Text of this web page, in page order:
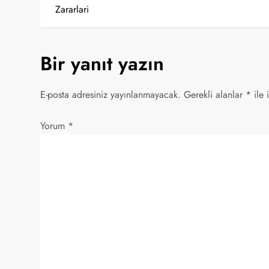
a
ı
g
e
Zararlari
Bir yanıt yazın
E-posta adresiniz yayınlanmayacak. Gerekli alanlar * ile
Yorum *